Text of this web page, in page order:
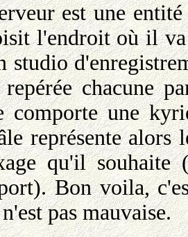
est une
l'endroit où il va
studio
repérée chacune
comporte une
représente alors
qu'il
Bon voila,
pas mauvaise.